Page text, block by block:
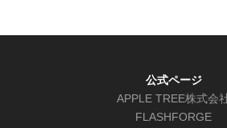
公式ページ
APPLE TREE株式会
FLASHFORGE